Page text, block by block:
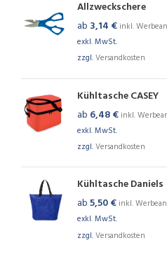
Allzweckschere
ab 3,14 € inkl.
exkl. MwSt.
zzgl.Versandkosten
Kühltasche CASEY
ab 6,48€ inkl.
exkl. MwSt.
zzgl.Versandkosten
Kühltasche Daniels
ab5,50€ inkl.
exkl. MwSt.
zzgl.Versandkosten